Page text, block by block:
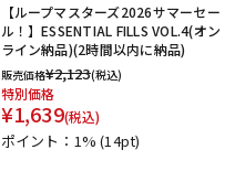
【ループマスターズ2026サマーセー
ル！】ESSENTIAL FILLS VOL.4(オン
ライン納品)(2時間以内に納品)
販売価格¥2,123(税込)
特別価格
¥1,639(税込)
ポイント：1%(14pt)